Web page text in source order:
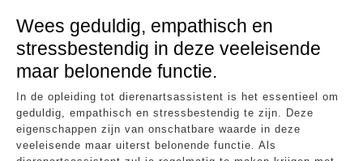
Wees geduldig, empathisch en
stressbestendig in deze veeleisende
maar belonende functie.
In de opleiding tot dierenartsassistent is het essentieel om
geduldig, empathisch en stressbestendig te zijn. Deze
eigenschappen zijn van onschatbare waarde in deze
veeleisende maar uiterst belonende functie. Als